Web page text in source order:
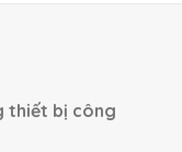
thiết bị công